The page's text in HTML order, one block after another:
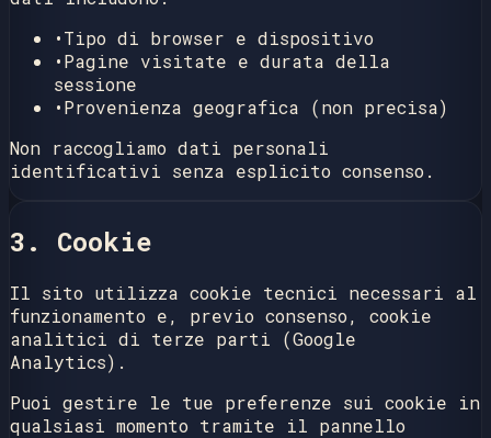
•Tipo di browser e dispositivo
•Pagine visitate e durata della
sessione
•Provenienza geografica (non precisa)
Non raccogliamo dati personali
identificativi senza esplicito consenso.
3. Cookie
Il sito utilizza cookie tecnici necessari al
funzionamento e, previo consenso, cookie
analitici di terze parti (Google
Analytics).
Puoi gestire le tue preferenze sui cookie in
qualsiasi momento tramite il pannello